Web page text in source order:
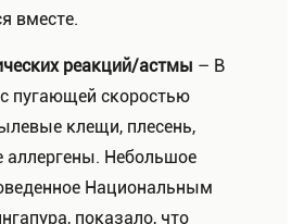
вместе.
реакций/астмы – В
пугающей скоростью
клещи, плесень,
аллергены. Небольшое
Национальным
показало, что